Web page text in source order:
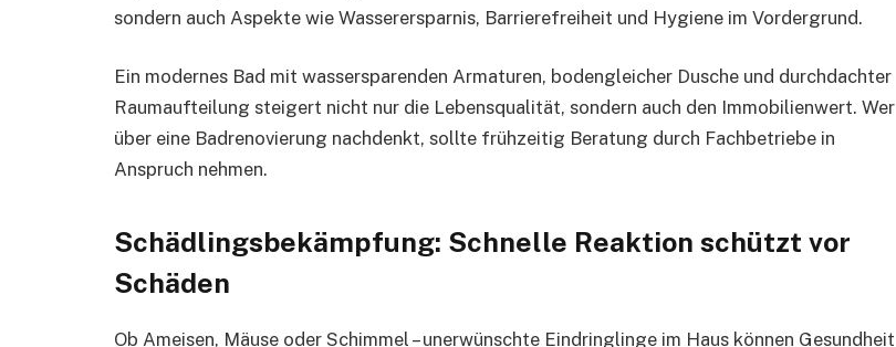
sondern auch Aspekte wie Wasserersparnis, Barrierefreiheit und Hygiene im Vordergrund.
Ein modernes Bad mit wassersparenden Armaturen, bodengleicher Dusche und durchdachter
Raumaufteilung steigert nicht nur die Lebensqualität, sondern auch den Immobilienwert. Wer
über eine Badrenovierung nachdenkt, sollte frühzeitig Beratung durch Fachbetriebe in
Anspruch nehmen.
Schädlingsbekämpfung: Schnelle Reaktion schützt vor
Schäden
Ob Ameisen, Mäuse oder Schimmel – unerwünschte Eindringlinge im Haus können Gesundheit